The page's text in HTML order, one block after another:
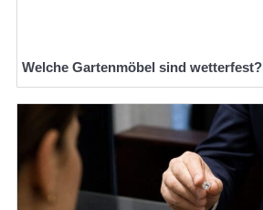
Welche Gartenmöbel sind wetterfest?